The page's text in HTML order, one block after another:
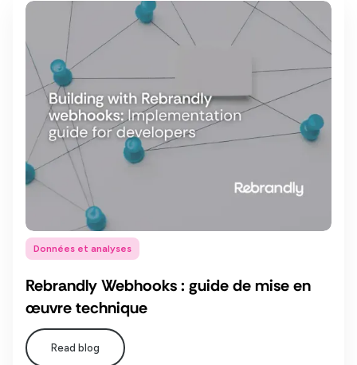
Données et analyses
Rebrandly Webhooks : guide de mise en
œuvre technique
Read blog